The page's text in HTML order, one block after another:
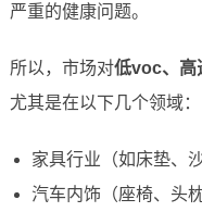
严重的健康问题。
所以，市场对低voc、高
尤其是在以下几个领域：
家具行业（如床垫、沙
汽车内饰（座椅、头枕